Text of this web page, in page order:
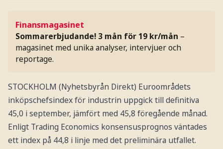
Finansmagasinet
Sommarerbjudande! 3 mån för 19 kr/mån –
magasinet med unika analyser, intervjuer och
reportage.
STOCKHOLM (Nyhetsbyrån Direkt) Euroområdets
inköpschefsindex för industrin uppgick till definitiva
45,0 i september, jämfört med 45,8 föregående månad.
Enligt Trading Economics konsensusprognos väntades
ett index på 44,8 i linje med det preliminära utfallet.